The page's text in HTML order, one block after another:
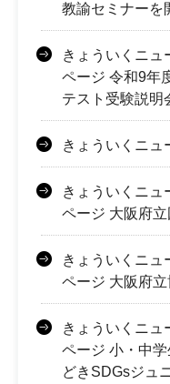
教諭セミナーを
きょういくニュ
ページ 令和9年
テスト受験説明
きょういくニュ
きょういくニュ
ページ 大阪府
きょういくニュ
ページ 大阪府
きょういくニュ
ページ 小・中
どきSDGsジュ